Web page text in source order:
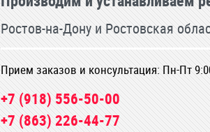
Ростов-на-Дону и Ростовская
Прием заказов и консультация: Пн-Пт
+7 (918) 556-50-00
+7 (863) 226-44-77